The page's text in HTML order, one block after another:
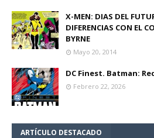
X-MEN: DIAS DEL
DIFERENCIAS CON EL
BYRNE
Mayo 20, 2014
DC Finest. Batman:
Febrero 22, 2026
ARTÍCULO DESTACADO